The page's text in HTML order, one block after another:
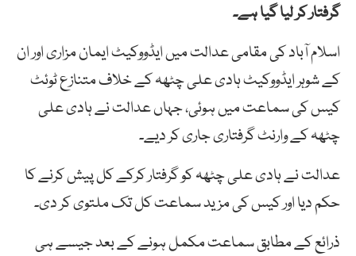
گرفتار کر لیا گیا ہے۔
اسلام آباد کی مقامی عدالت میں ایڈووکیٹ ایمان مزاری اور ان
کے شوہر ایڈووکیٹ ہادی علی چٹھہ کے خلاف متنازع ٹوئٹ
کیس کی سماعت میں ہوئی، جہاں عدالت نے ہادی علی
چٹھہ کے وارنٹ گرفتاری جاری کر دیے۔
عدالت نے ہادی علی چٹھہ کو گرفتار کرکے کل پیش کرنے کا
حکم دیا اور کیس کی مزید سماعت کل تک ملتوی کر دی۔
ذرائع کے مطابق سماعت مکمل ہونے کے بعد جیسے ہی